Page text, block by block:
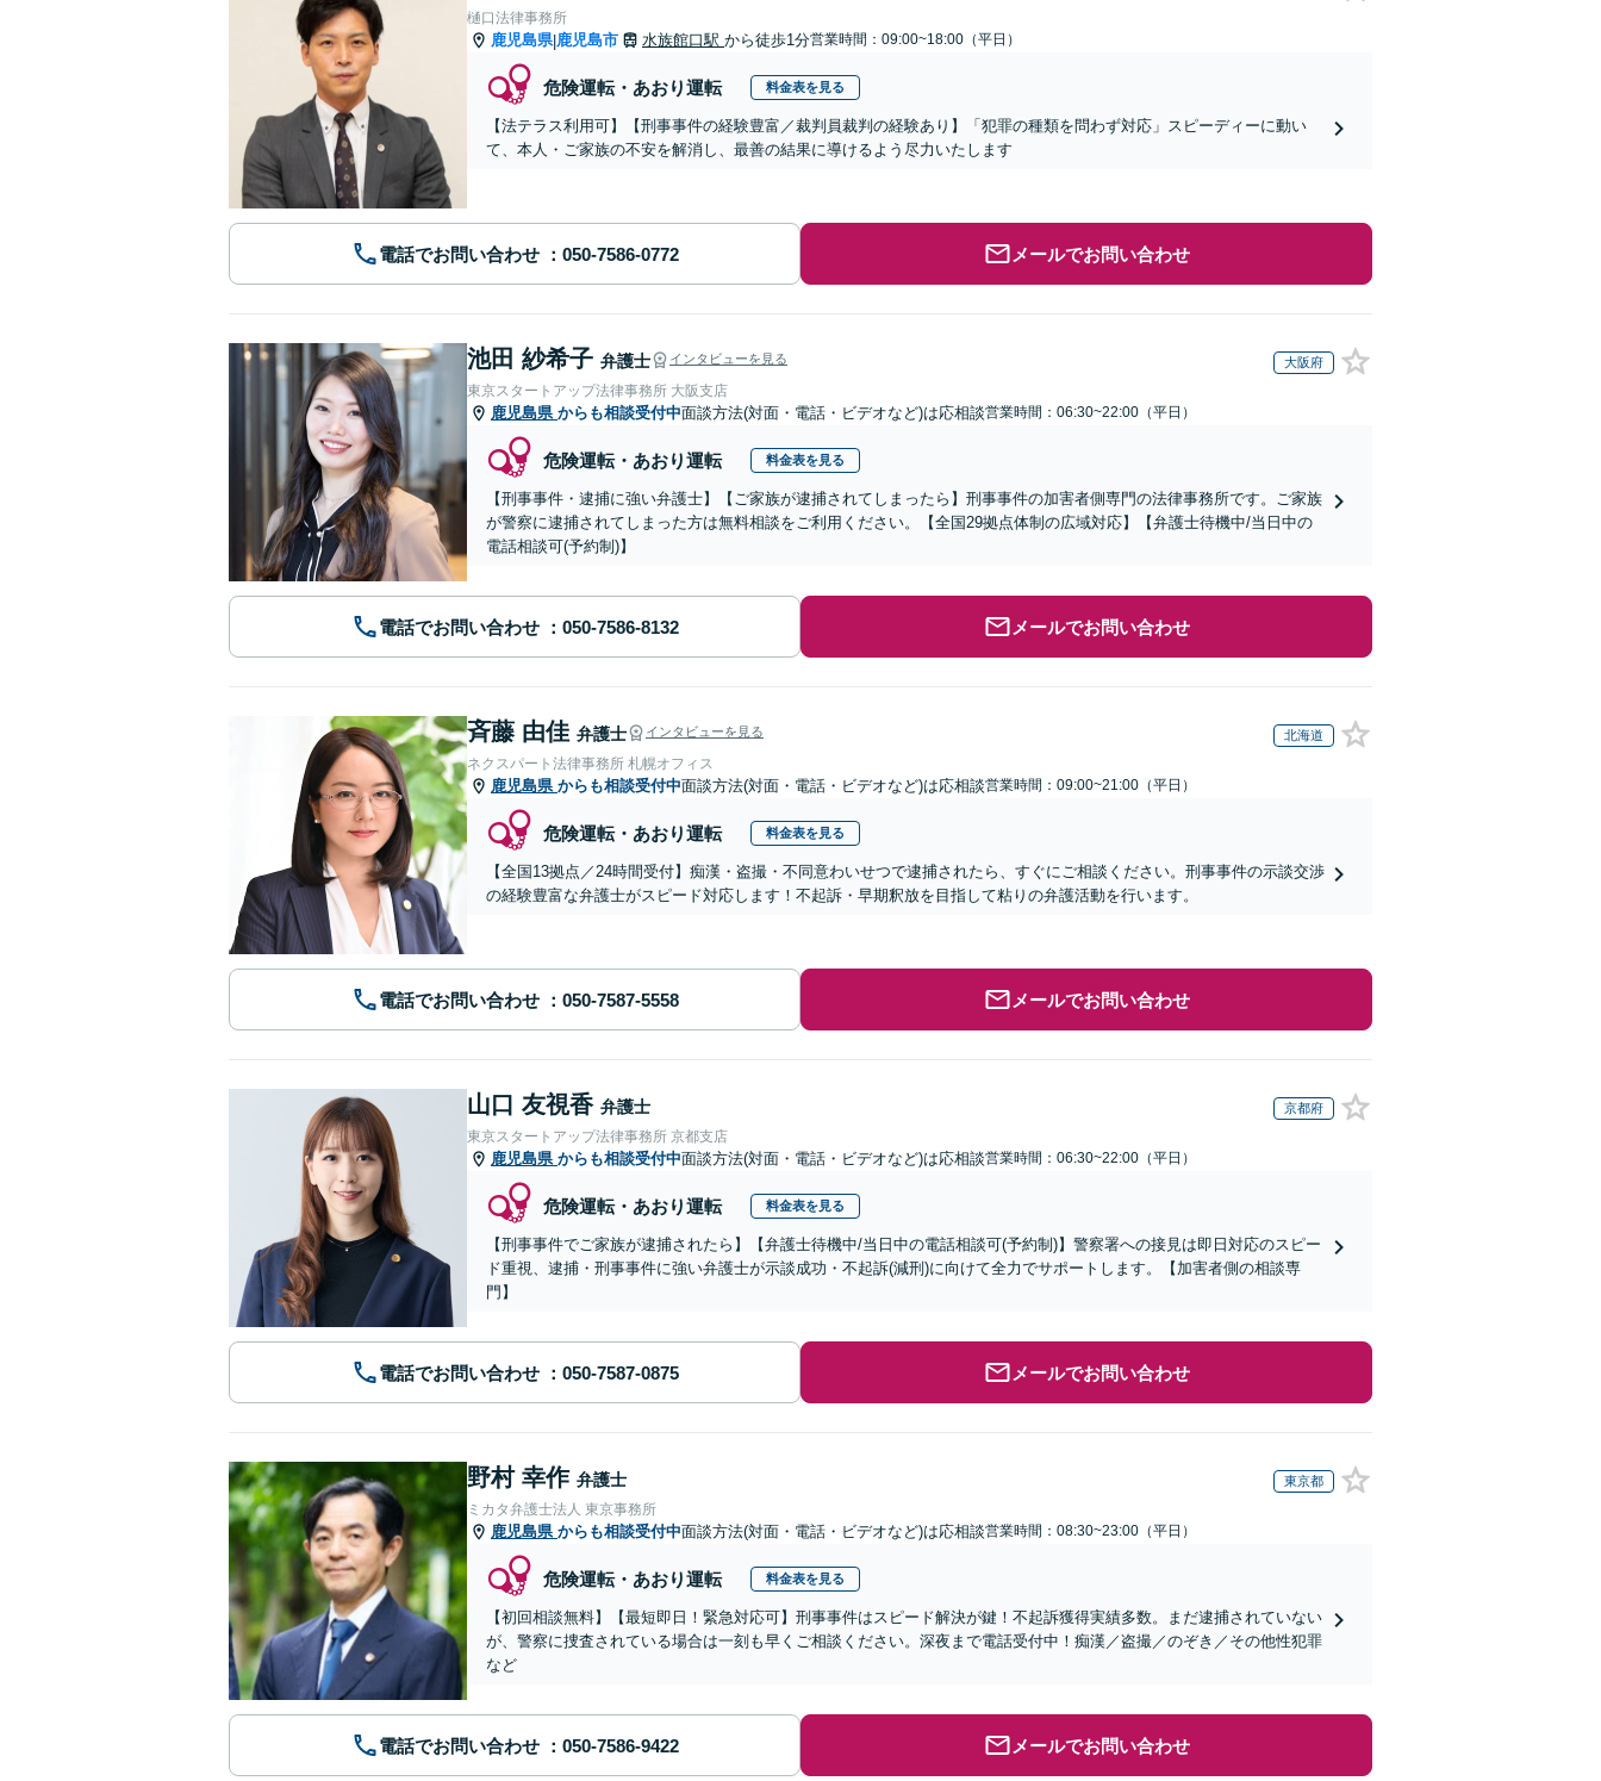
樋口法律事務所
鹿児島県|鹿児島市 水族館口駅 から徒歩1分営業時間：09:00~18:00（平日）
危険運転・あおり運転 料金表を見る
【法テラス利用可】【刑事事件の経験豊富／裁判員裁判の経験あり】「犯罪の種類を問わず対応」スピーディーに動い
て、本人・ご家族の不安を解消し、最善の結果に導けるよう尽力いたします
電話でお問い合わせ メールでお問い合わせ
池田 紗希子 弁護士 インタビューを見る 大阪府
東京スタートアップ法律事務所 大阪支店
鹿児島県 からも相談受付中面談方法(対面・電話・ビデオなど)は応相談営業時間：06:30~22:00（平日）
危険運転・あおり運転 料金表を見る
【刑事事件・逮捕に強い弁護士】【ご家族が逮捕されてしまったら】刑事事件の加害者側専門の法律事務所です。ご家族
が警察に逮捕されてしまった方は無料相談をご利用ください。【全国29拠点体制の広域対応】【弁護士待機中/当日中の
電話相談可(予約制)】
電話でお問い合わせ メールでお問い合わせ
斉藤 由佳 弁護士 インタビューを見る 北海道
ネクスパート法律事務所 札幌オフィス
鹿児島県 からも相談受付中面談方法(対面・電話・ビデオなど)は応相談営業時間：09:00~21:00（平日）
危険運転・あおり運転 料金表を見る
【全国13拠点／24時間受付】痴漢・盗撮・不同意わいせつで逮捕されたら、すぐにご相談ください。刑事事件の示談交渉
の経験豊富な弁護士がスピード対応します！不起訴・早期釈放を目指して粘りの弁護活動を行います。
電話でお問い合わせ メールでお問い合わせ
山口 友視香 弁護士 京都府
東京スタートアップ法律事務所 京都支店
鹿児島県 からも相談受付中面談方法(対面・電話・ビデオなど)は応相談営業時間：06:30~22:00（平日）
危険運転・あおり運転 料金表を見る
【刑事事件でご家族が逮捕されたら】【弁護士待機中/当日中の電話相談可(予約制)】警察署への接見は即日対応のスピー
ド重視、逮捕・刑事事件に強い弁護士が示談成功・不起訴(減刑)に向けて全力でサポートします。【加害者側の相談専
門】
電話でお問い合わせ メールでお問い合わせ
野村 幸作 弁護士 東京都
ミカタ弁護士法人 東京事務所
鹿児島県 からも相談受付中面談方法(対面・電話・ビデオなど)は応相談営業時間：08:30~23:00（平日）
危険運転・あおり運転 料金表を見る
【初回相談無料】【最短即日！緊急対応可】刑事事件はスピード解決が鍵！不起訴獲得実績多数。まだ逮捕されていない
が、警察に捜査されている場合は一刻も早くご相談ください。深夜まで電話受付中！痴漢／盗撮／のぞき／その他性犯罪
など
電話でお問い合わせ メールでお問い合わせ